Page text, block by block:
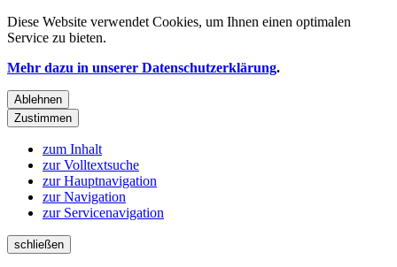
Diese Website verwendet Cookies, um Ihnen einen optimalen
Service zu bieten.
Mehr dazu in unserer Datenschutzerklärung.
Ablehnen
Zustimmen
zum Inhalt
zur Volltextsuche
zur Hauptnavigation
zur Navigation
zur Servicenavigation
schließen